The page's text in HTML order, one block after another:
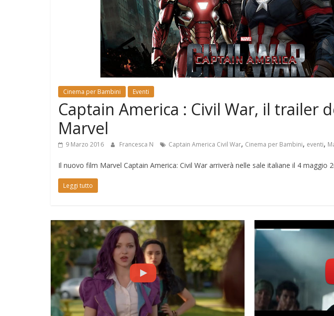
Cinema per Bambini Eventi
Captain America : Civil War, il trailer
Marvel
9 Marzo 2016 Francesca N Captain America Civil War, Cinema per Bambini, eventi,
Il nuovo film Marvel Captain America: Civil War arriverà nelle sale italiane il 4 maggio
Leggi tutto